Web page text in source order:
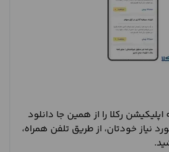
رکلا را از همین جا دانلود
نیاز خودتان، از طریق تلفن همراه،